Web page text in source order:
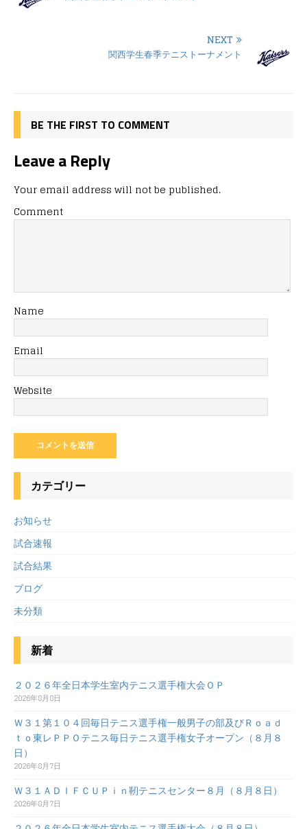
NEXT
関西学生春季テニストーナメント
BE THE FIRST TO COMMENT
Leave a Reply
Your email address will not be published.
Comment
Name
Email
Website
カテゴリー
お知らせ
試合速報
試合結果
ブログ
未分類
新着
２０２６年全日本学生室内テニス選手権大会ＯＰ
2026年8月8日
Ｗ３１第１０４回毎日テニス選手権一般男子の部及びＲｏａｄ
ｔｏ東レＰＰＯテニス毎日テニス選手権女子オープン（８月８
日）
2026年8月7日
Ｗ３１ＡＤＩＦＣＵＰｉｎ靭テニスセンター８月（８月８日）
2026年8月7日